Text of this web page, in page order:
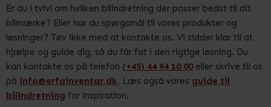
Er du i tvivl om hvilken bilindretning der passer bedst til dit
bilmærke? Eller har du spørgsmål til vores produkter og
løsninger? Tøv ikke med at kontakte os. Vi sidder klar til at
hjælpe og guide dig, så du får fat i den rigtige løsning. Du
kan kontakte os på telefon (+45) 44 94 10 00eller skrive til os
på info@erfainventar.dk. Læs også vores guide til
bilindretning for inspiration.